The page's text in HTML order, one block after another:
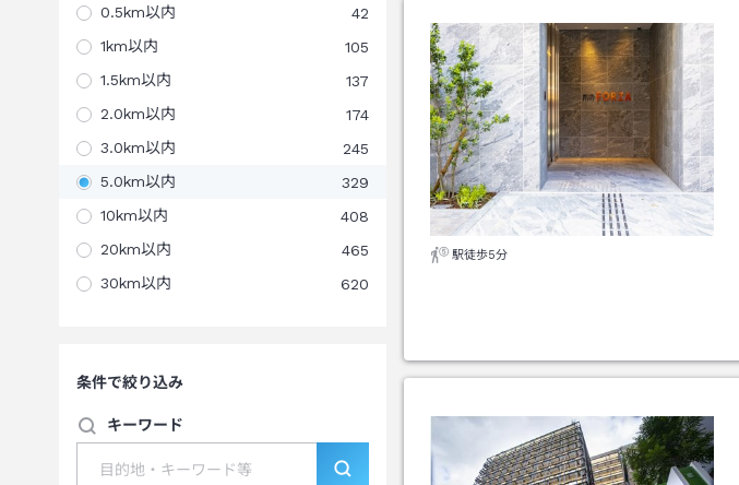
0.5km以内
42
1km以内
105
1.5km以内
137
2.0km以内
174
3.0km以内
245
5.0km以内
329
10km以内
408
20km以内
465
30km以内
620
条件で絞り込み
キーワード
駅徒歩5分